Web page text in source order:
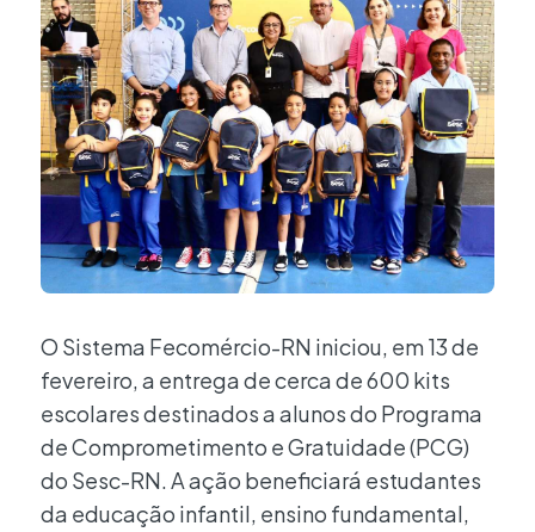
O Sistema Fecomércio-RN iniciou, em 13 de
fevereiro, a entrega de cerca de 600 kits
escolares destinados a alunos do Programa
de Comprometimento e Gratuidade (PCG)
do Sesc-RN. A ação beneficiará estudantes
da educação infantil, ensino fundamental,